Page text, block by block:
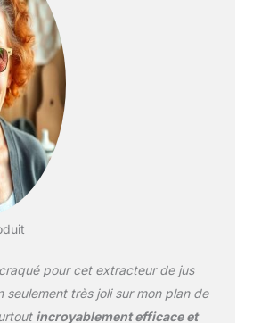
2 vitesses pour les
ingrédients durs et
mous, ainsi qu'une
fonction "reverse" pour
débloquer les gros
morceaux Contrôle
réglable de la quantité de
pulpe et deux filtres pour
préparer jus, glaces,
coulis et confitures
son jus à tout moment
de la journée sans
perturbation Diamètre de
pour cet extracteur de jus
seulement très joli sur mon plan de
incroyablement efficace et